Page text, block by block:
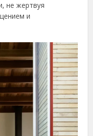
не жертвуя
и